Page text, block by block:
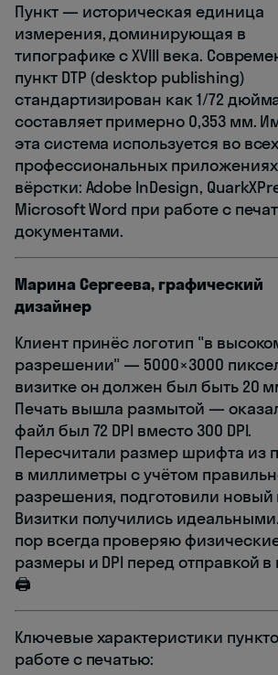
Пункт — историческая единица
измерения, доминирующая в
типографике с XVIII века.
пункт DTP (desktop publishing)
стандартизирован как 1/72
составляет примерно 0,353 мм.
эта система используется во всех
профессиональных
вёрстки: Adobe InDesign,
Microsoft Word при работе с
документами.
Марина Сергеева, графический
дизайнер
Клиент принёс логотип "в
разрешении" — 5000×3000
визитке он должен был быть 20
Печать вышла размытой —
файл был 72 DPI вместо 300 DPI.
Пересчитали размер шрифта из
в миллиметры с учётом
разрешения, подготовили новый
Визитки получились
пор всегда проверяю
размеры и DPI перед отправкой в
🖨️
Ключевые характеристики
работе с печатью: